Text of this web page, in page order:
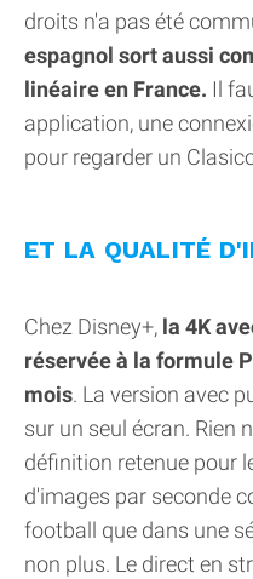
droits n'a pas été
espagnol sort aussi
linéaire en France. Il
application, une
pour regarder un
ET LA QUALITÉ
Chez Disney+, la 4K
réservée à la formule
mois. La version avec
sur un seul écran. Rien
définition retenue pour
d'images par seconde
football que dans une
non plus. Le direct en